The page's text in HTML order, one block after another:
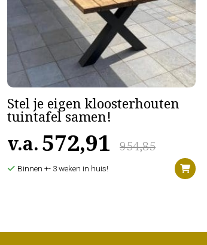
Stel je eigen kloosterhouten
tuintafel samen!
v.a. 954,85
572,91
Binnen +- 3 weken in huis!